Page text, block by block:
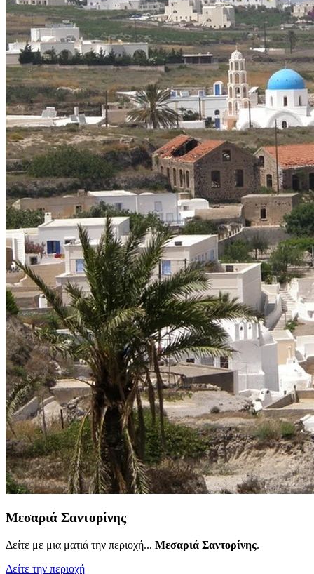
Μεσαριά Σαντορίνης
Δείτε με μια ματιά την περιοχή... Μεσαριά Σαντορίνης.
Δείτε την περιοχή